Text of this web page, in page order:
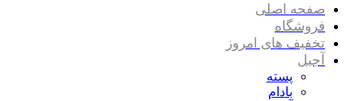
صفحه اصلی
فروشگاه
تخفیف های امروز
آجیل
پسته
بادام